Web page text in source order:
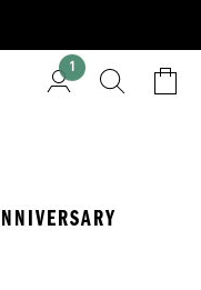
1